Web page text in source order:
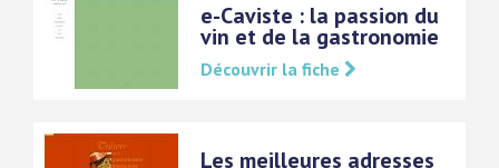
e-Caviste : la passion du
vin et de la gastronomie
Découvrir la fiche
Les meilleures adresses